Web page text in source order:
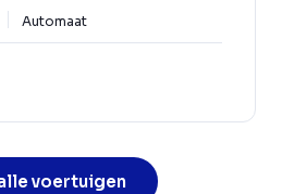
Automaat
voertuigen